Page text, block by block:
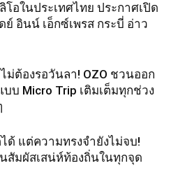
โอในประเทศไทย ประกาศเปิด
ย์ อินน์ เอ็กซ์เพรส กระบี่ อ่าว
ม่ต้องรอวันลา! OZO ชวนออก
บบ Micro Trip เติมเต็มทุกช่วง
ได้ แต่ความทรงจำยังไม่จบ!
สัมผัสเสน่ห์ท้องถิ่นในทุกจุด